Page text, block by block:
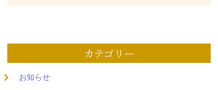
カテゴリー
お知らせ